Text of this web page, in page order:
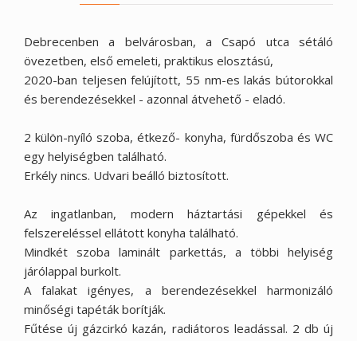
Debrecenben a belvárosban, a Csapó utca sétáló
övezetben, első emeleti, praktikus elosztású,
2020-ban teljesen felújított, 55 nm-es lakás bútorokkal
és berendezésekkel - azonnal átvehető - eladó.
2 külön-nyíló szoba, étkező- konyha, fürdőszoba és WC
egy helyiségben található.
Erkély nincs. Udvari beálló biztosított.
Az ingatlanban, modern háztartási gépekkel és
felszereléssel ellátott konyha található.
Mindkét szoba laminált parkettás, a többi helyiség
járólappal burkolt.
A falakat igényes, a berendezésekkel harmonizáló
minőségi tapéták borítják.
Fűtése új gázcirkó kazán, radiátoros leadással. 2 db új